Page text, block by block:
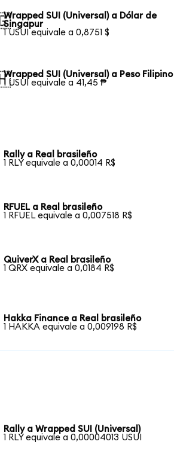
Wrapped SUI (Universal) a Dólar de
Singapur
1 USUI equivale a 0,8751 $
Wrapped SUI (Universal) a Peso Filipino
1 USUI equivale a 41,45 ₱
Rally a Real brasileño
1 RLY equivale a 0,00014 R$
RFUEL a Real brasileño
1 RFUEL equivale a 0,007518 R$
QuiverX a Real brasileño
1 QRX equivale a 0,0184 R$
Hakka Finance a Real brasileño
1 HAKKA equivale a 0,009198 R$
Rally a Wrapped SUI (Universal)
1 RLY equivale a 0,00004013 USUI